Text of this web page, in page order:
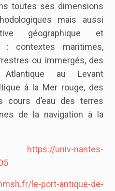
toutes ses dimensions
mais aussi
géographique et
: contextes maritimes,
ou immergés, des
au Levant
à la Mer rouge, des
cours d’eau des terres
de la navigation à la
: https://univ-nantes-
le-port-antique-de-